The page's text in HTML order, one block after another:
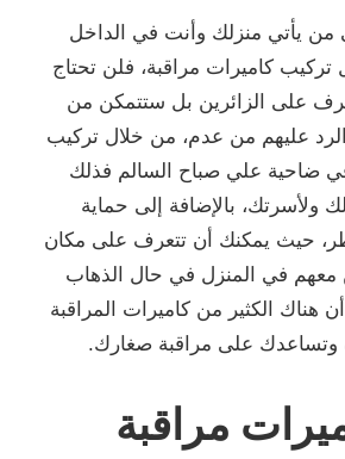
من يأتي منزلك وأنت في الداخل
تركيب كاميرات مراقبة، فلن تحتاج
على الزائرين بل ستتمكن من
عليهم من عدم، من خلال تركيب
في ضاحية علي صباح السالم فذلك
ولأسرتك، بالإضافة إلى حماية
حيث يمكنك أن تتعرف على مكان
معهم في المنزل في حال الذهاب
هناك الكثير من كاميرات المراقبة
وتساعدك على مراقبة صغارك.
مراقبة